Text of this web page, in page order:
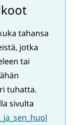
tahansa
jotka
tai
tuhatta.
sivulta